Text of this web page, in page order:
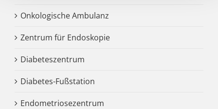
Onkologische Ambulanz
Zentrum für Endoskopie
Diabeteszentrum
Diabetes-Fußstation
Endometriosezentrum